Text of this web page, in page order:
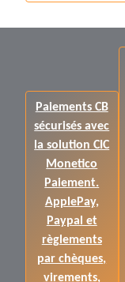
Paiements CB
sécurisés avec
la solution CIC
Monetico
Paiement.
ApplePay,
Paypal et
règlements
par chèques,
virements,